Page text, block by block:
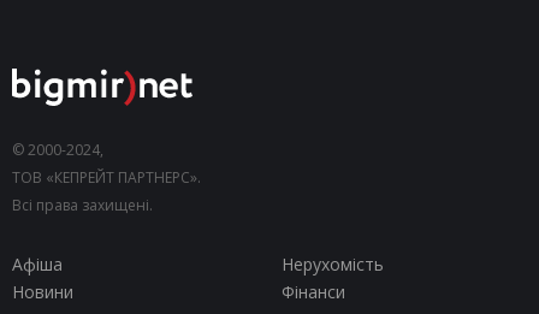
© 2000-2024,
ТОВ «КЕПРЕЙТ ПАРТНЕРС».
Всі права захищені.
Афіша
Нерухомість
Новини
Фінанси